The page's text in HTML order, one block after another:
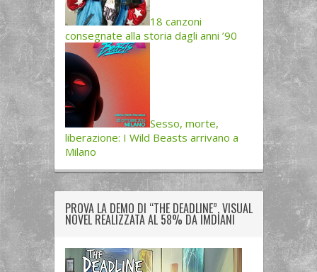
18 canzoni
consegnate alla storia dagli anni ’90
Sesso, morte,
liberazione: I Wild Beasts arrivano a
Milano
PROVA LA DEMO DI “THE DEADLINE”, VISUAL
NOVEL REALIZZATA AL 58% DA IMDIANI